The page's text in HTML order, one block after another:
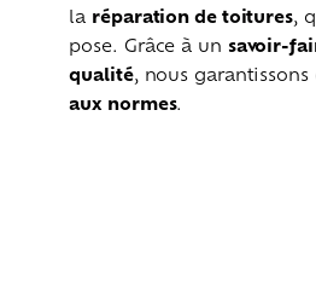
Couverture
la réparation de toitures,
pose. Grâce à un savoir-
qualité, nous
aux normes.